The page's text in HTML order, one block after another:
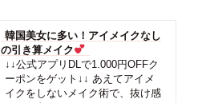
韓国美女に多い！アイメイクなし
の引き算メイク
↓↓公式アプリDLで1.000円OFFク
ーポンをゲット↓↓ あえてアイメ
イクをしないメイク術で、抜け感